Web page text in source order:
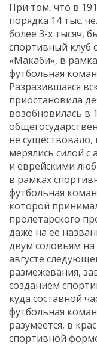
При том, что в
порядка 14 тыс.
более 3-х тысяч,
спортивный клуб
«Макаби», в
футбольная
Разразившаяся
приостановила
возобновилась в
не
мерялись силой с
и еврейскими
в рамках
футбольная
которой
пролетарского
даже на ее
двум соловьям на
августе
размежевания,
созданием
куда составной
футбольная
разумеется, в
спортивной